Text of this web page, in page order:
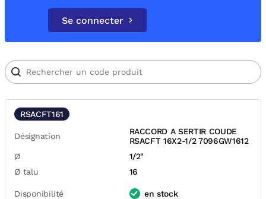
Se connecter
RSACFT161
Désignation
RACCORD A SERTIR COUDE
RSACFT 16X2-1/2 7096GW1612
Ø
1/2"
Ø talu
16
Disponibilité en stock